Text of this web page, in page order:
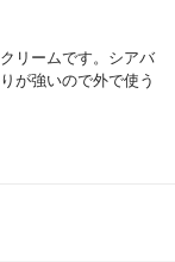
リームです。シアバ
が強いので外で使う